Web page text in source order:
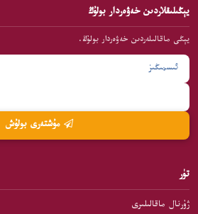
يېڭىلىقلاردىن خەۋەردار بولۇڭ
يېڭى ماقالىلەردىن خەۋەردار بولۇڭ.
تۈر
ژۇرنال ماقالىلىرى